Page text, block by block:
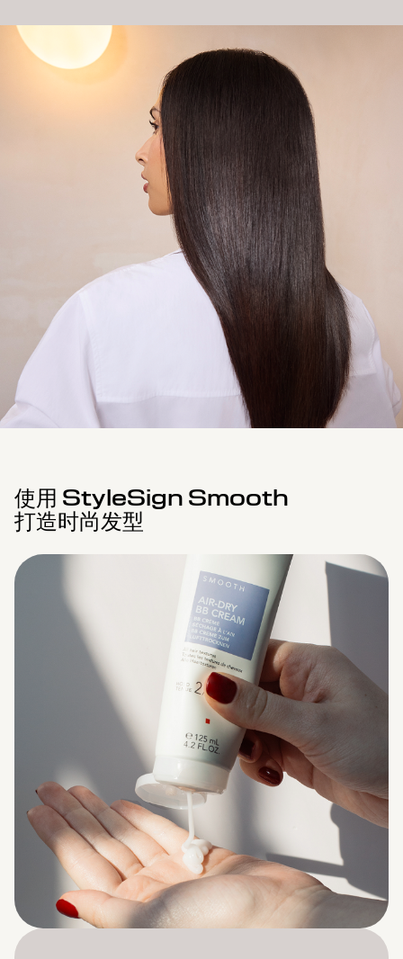
使用 StyleSign Smooth
打造时尚发型